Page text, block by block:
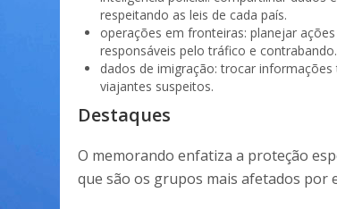
respeitando as leis de cada país.
operações em fronteiras: planejar
responsáveis pelo tráfico e contrabando.
dados de imigração: trocar
viajantes suspeitos.
Destaques
O memorando enfatiza a proteção
que são os grupos mais afetados por